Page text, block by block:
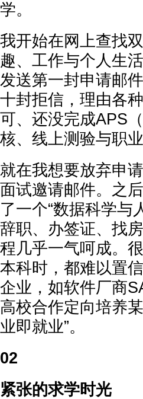
学。
我开始在网上查找
趣、工作与个人生
发送第一封申请邮
十封拒信，理由各
可、还没完成APS
核、线上测验与职
就在我想要放弃申
面试邀请邮件。之
了一个“数据科学与
辞职、办签证、找
程几乎一气呵成。
本科时，都难以置
企业，如软件厂商
高校合作定向培养
业即就业”。
02
紧张的求学时光